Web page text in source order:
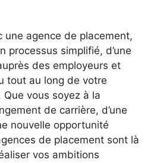
une agence de placement,
processus simplifié, d’une
des employeurs et
tout au long de votre
Que vous soyez à la
de carrière, d’une
nouvelle opportunité
de placement sont là
vos ambitions